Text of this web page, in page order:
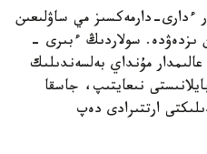
ءدارى-دارمەكسىز مي ساۋلىعىن
ىزدەۋدە. سولاردىڭ ءبىرى -
مۇنداي بەلسەندىلىك
نىعايتىپ، جاسقا
ارتتىرادى دەپ